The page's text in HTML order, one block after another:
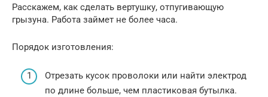
Расскажем, как сделать вертушку, отпугивающую
грызуна. Работа займет не более часа.
Порядок изготовления:
Отрезать кусок проволоки или найти электрод
по длине больше, чем пластиковая бутылка.